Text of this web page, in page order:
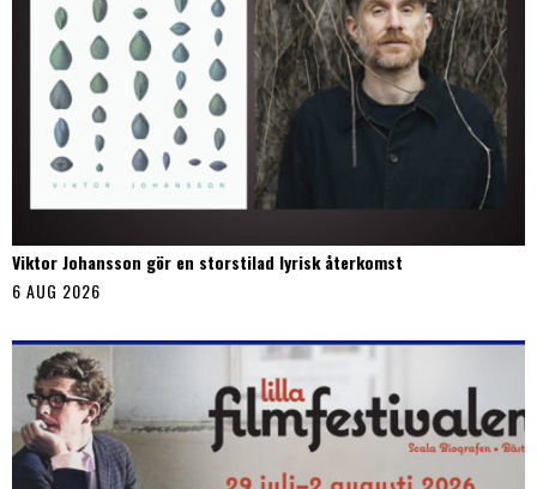
Viktor Johansson gör en storstilad lyrisk återkomst
6 AUG 2026